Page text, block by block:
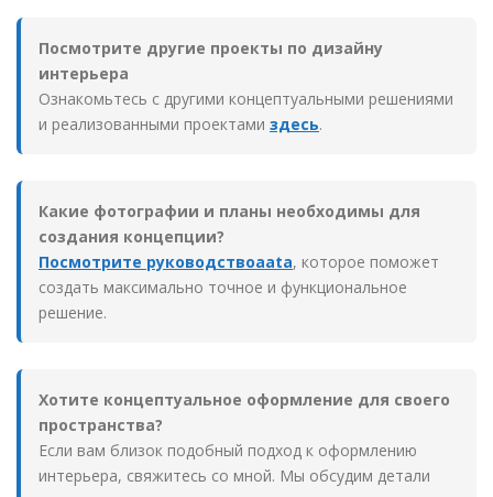
Посмотрите другие проекты по дизайну
интерьера
Ознакомьтесь с другими концептуальными решениями
и реализованными проектами здесь.
Какие фотографии и планы необходимы для
создания концепции?
Посмотрите руководствоaata, которое поможет
создать максимально точное и функциональное
решение.
Хотите концептуальное оформление для своего
пространства?
Если вам близок подобный подход к оформлению
интерьера, свяжитесь со мной. Мы обсудим детали